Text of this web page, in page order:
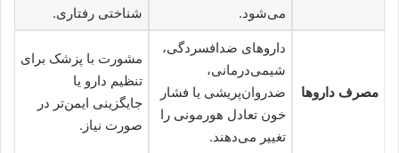
می‌شود.
شناختی رفتاری.
مصرف داروها
داروهای ضدافسردگی،
شیمی‌درمانی،
ضدروان‌پریشی یا فشار
خون تعادل هورمونی را
تغییر می‌دهند.
مشورت با پزشک برای
تنظیم دارو یا
جایگزینی ایمن‌تر در
صورت نیاز.